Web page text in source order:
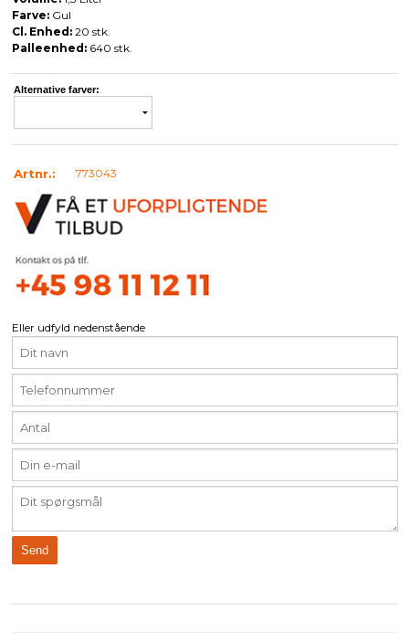
Farve:Gul
Cl. Enhed:20 stk.
Palleenhed:640 stk.
Alternative farver:
Artnr.: 773043
Eller udfyld nedenstående